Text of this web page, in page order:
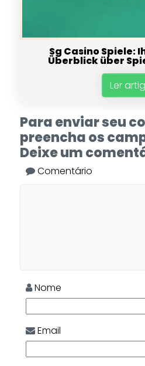
Sg Casino Spiele:
Überblick über
Ler
Para enviar seu
preencha os
Deixe um
Comentário
Nome
Email